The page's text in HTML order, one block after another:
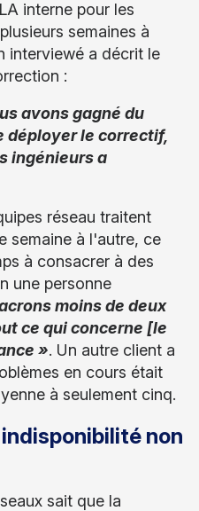
interne pour les
semaines à
interviewé a décrit le
:
avons gagné du
déployer le correctif,
ingénieurs a
réseau traitent
semaine à l'autre, ce
à consacrer à des
une personne
moins de deux
ce qui concerne [le
». Un autre client a
en cours était
à seulement cinq.
non
sait que la